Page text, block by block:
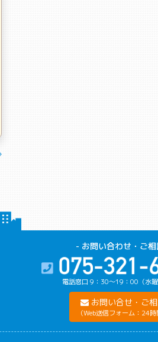
- お問い合わせ・ご
電話窓口 9：30〜19：00（水曜
お問い合せ・ご
（Web送信フォーム：24時